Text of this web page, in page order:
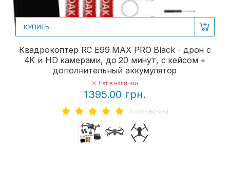
КУПИТЬ
Квадрокоптер RC E99 MAX PRO Black - дрон с
4K и HD камерами, до 20 минут, с кейсом +
дополнительный аккумулятор
Нет в наличии
1395.00 грн.
3 отзыв(-ов)